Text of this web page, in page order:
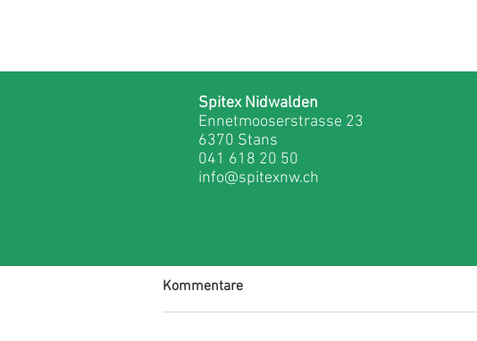
Kommentare
Spitex Nidwalden
Ennetmooserstrasse 23
6370 Stans
041 618 20 50
info@spitexnw.ch